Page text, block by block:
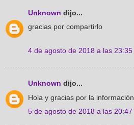
Unknown dijo...
gracias por compartirlo
4 de agosto de 2018 a las 23:35
Unknown dijo...
Hola y gracias por la información
5 de agosto de 2018 a las 20:47